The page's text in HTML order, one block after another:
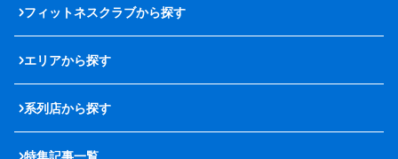
フィットネスクラブから探す
エリアから探す
系列店から探す
特集記事一覧